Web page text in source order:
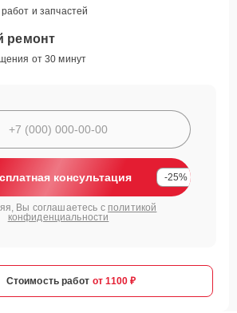
и запчастей
ремонт
от 30 минут
консультация -25%
Вы соглашаетесь с политикой
конфиденциальности
Стоимость работ от 1100 ₽